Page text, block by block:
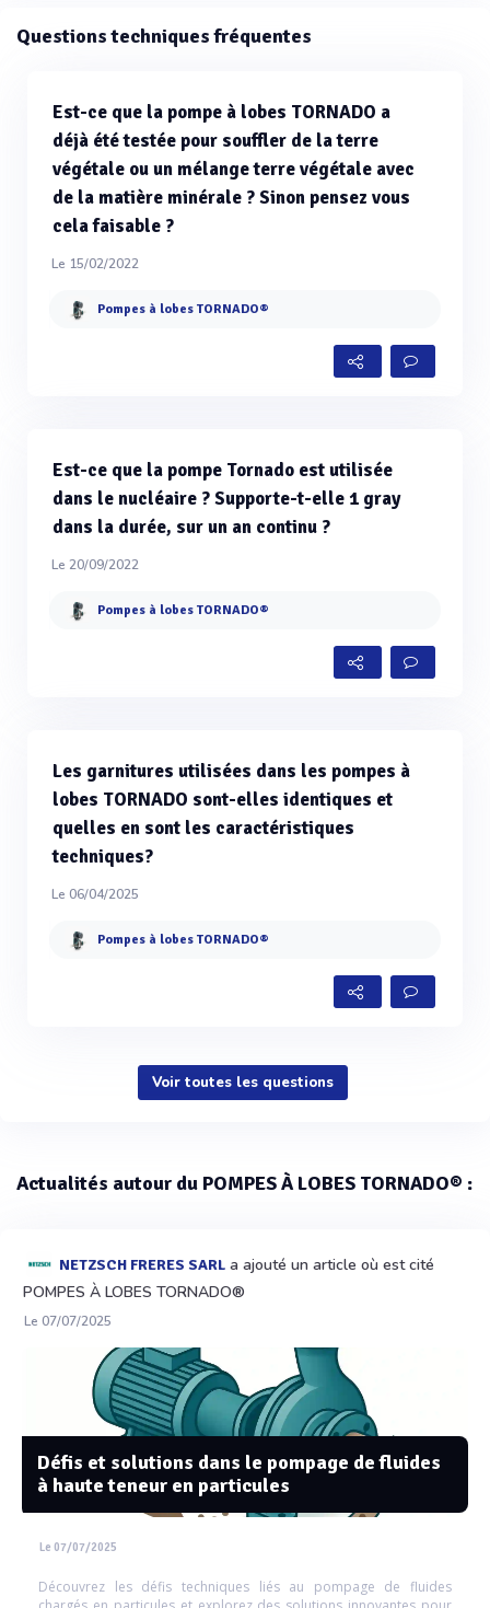
Questions techniques fréquentes
Est-ce que la pompe à lobes TORNADO a
déjà été testée pour souffler de la terre
végétale ou un mélange terre végétale avec
de la matière minérale ? Sinon pensez vous
cela faisable ?
Le 15/02/2022
Pompes à lobes TORNADO®
Est-ce que la pompe Tornado est utilisée
dans le nucléaire ? Supporte-t-elle 1 gray
dans la durée, sur un an continu ?
Le 20/09/2022
Pompes à lobes TORNADO®
Les garnitures utilisées dans les pompes à
lobes TORNADO sont-elles identiques et
quelles en sont les caractéristiques
techniques?
Le 06/04/2025
Pompes à lobes TORNADO®
Voir toutes les questions
Actualités autour du POMPES À LOBES TORNADO® :
NETZSCH FRERES SARL a ajouté un article où est cité
POMPES À LOBES TORNADO®
Le 07/07/2025
Défis et solutions dans le pompage de fluides
à haute teneur en particules
Le 07/07/2025
Découvrez les défis techniques liés au pompage de fluides